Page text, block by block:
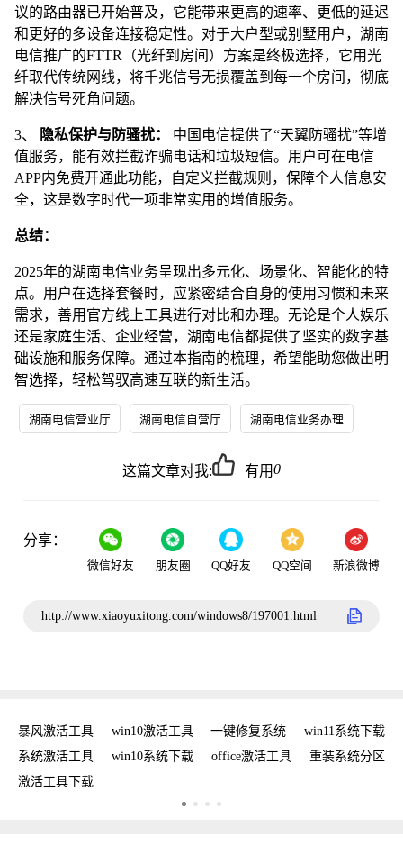
议的路由器已开始普及，它能带来更高的速率、更低的延迟
和更好的多设备连接稳定性。对于大户型或别墅用户，湖南
电信推广的FTTR（光纤到房间）方案是终极选择，它用光
纤取代传统网线，将千兆信号无损覆盖到每一个房间，彻底
解决信号死角问题。
3、 隐私保护与防骚扰：
中国电信提供了“天翼防骚扰”等增
值服务，能有效拦截诈骗电话和垃圾短信。用户可在电信
APP内免费开通此功能，自定义拦截规则，保障个人信息安
全，这是数字时代一项非常实用的增值服务。
总结：
2025年的湖南电信业务呈现出多元化、场景化、智能化的特
点。用户在选择套餐时，应紧密结合自身的使用习惯和未来
需求，善用官方线上工具进行对比和办理。无论是个人娱乐
还是家庭生活、企业经营，湖南电信都提供了坚实的数字基
础设施和服务保障。通过本指南的梳理，希望能助您做出明
智选择，轻松驾驭高速互联的新生活。
湖南电信营业厅 湖南电信自营厅 湖南电信业务办理
这篇文章对我: 有用0
分享：
微信好友 朋友圈 QQ好友 QQ空间 新浪微博
http://www.xiaoyuxitong.com/windows8/197001.html
暴风激活工具 win10激活工具 一键修复系统
win11系统下载
系统激活工具
win10系统下载 office激活工具
重装系统分区
激活工具下载